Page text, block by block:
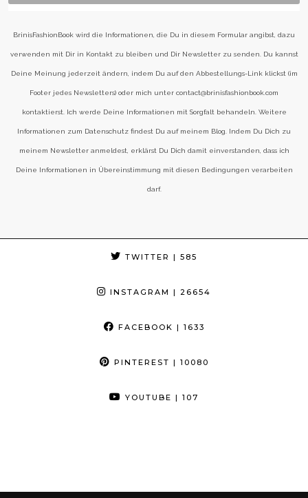
BrinisFashionBook wird die Informationen, die Du in diesem Formular angibst, dazu
verwenden mit Dir in Kontakt zu bleiben und Dir Newsletter zu senden. Du kannst
Deine Meinung jederzeit ändern, indem Du auf den Abbestellungs-Link klickst (im
Footer jedes Newsletters) oder mich unter contact@brinisfashionbook.com
kontaktierst. Ich werde Deine Informationen mit Sorgfalt behandeln. Weitere
Informationen zum Datenschutz findest Du auf meinem Blog. Indem Du Dich zu
meinem Newsletter anmeldest, erklärst Du Dich damit einverstanden, dass ich
Deine Informationen in Übereinstimmung mit diesen Bedingungen verarbeiten
darf.
TWITTER | 585
INSTAGRAM | 26654
FACEBOOK | 1633
PINTEREST | 10080
YOUTUBE | 107